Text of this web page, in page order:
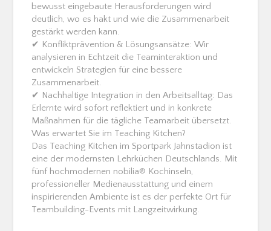
bewusst eingebaute Herausforderungen wird
deutlich, wo es hakt und wie die Zusammenarbeit
gestärkt werden kann.
✔ Konfliktprävention & Lösungsansätze: Wir
analysieren in Echtzeit die Teaminteraktion und
entwickeln Strategien für eine bessere
Zusammenarbeit.
✔ Nachhaltige Integration in den Arbeitsalltag: Das
Erlernte wird sofort reflektiert und in konkrete
Maßnahmen für die tägliche Teamarbeit übersetzt.
Was erwartet Sie im Teaching Kitchen?
Das Teaching Kitchen im Sportpark Jahnstadion ist
eine der modernsten Lehrküchen Deutschlands. Mit
fünf hochmodernen nobilia® Kochinseln,
professioneller Medienausstattung und einem
inspirierenden Ambiente ist es der perfekte Ort für
Teambuilding-Events mit Langzeitwirkung.